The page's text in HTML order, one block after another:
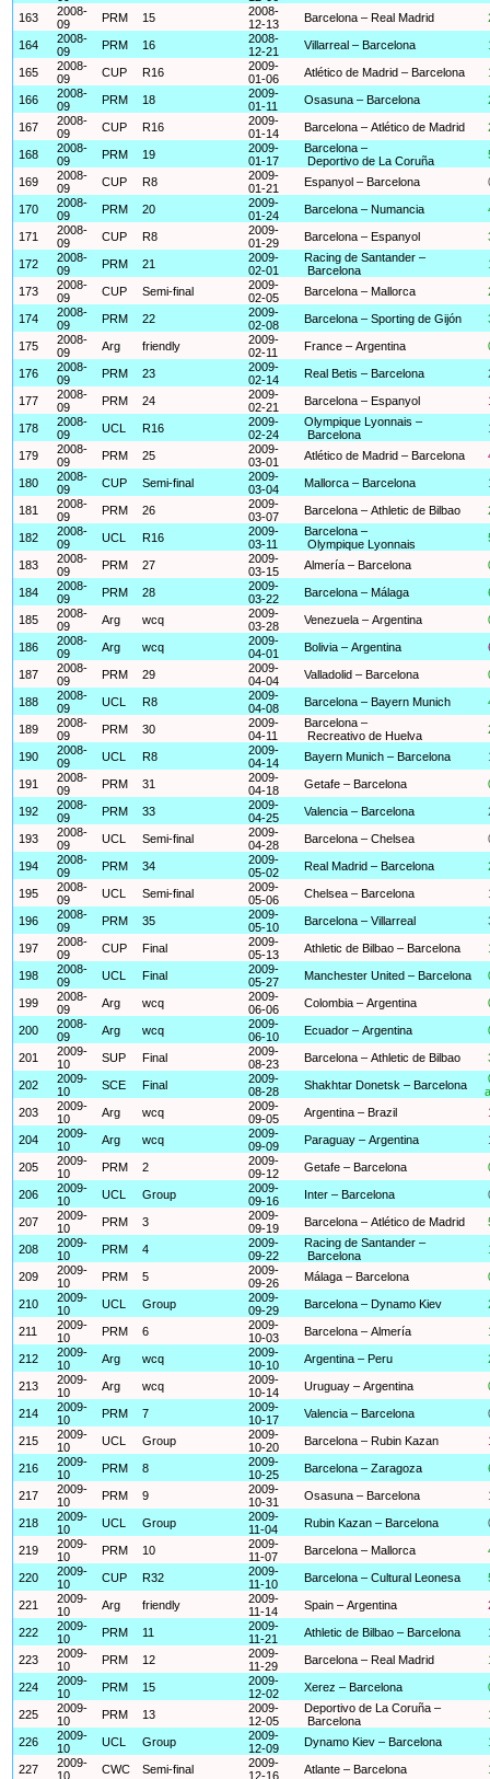
163
2008-
09
PRM 15
2008-
12-13
Barcelona – Real Madrid
164
2008-
09
PRM 16
2008-
12-21
Villarreal – Barcelona
165
2008-
09
CUP R16
2009-
01-06
Atlético de Madrid – Barcelona
166
2008-
09
PRM 18
2009-
01-11
Osasuna – Barcelona
167
2008-
09
CUP R16
2009-
01-14
Barcelona – Atlético de Madrid
168
2008-
09
PRM 19
2009-
01-17
Barcelona –
Deportivo de La Coruña
169
2008-
09
CUP R8
2009-
01-21
Espanyol – Barcelona
170
2008-
09
PRM 20
2009-
01-24
Barcelona – Numancia
171
2008-
09
CUP R8
2009-
01-29
Barcelona – Espanyol
172
2008-
09
PRM 21
2009-
02-01
Racing de Santander –
Barcelona
173
2008-
09
CUP Semi-final
2009-
02-05
Barcelona – Mallorca
174
2008-
09
PRM 22
2009-
02-08
Barcelona – Sporting de Gijón
175
2008-
09
Arg friendly
2009-
02-11
France – Argentina
176
2008-
09
PRM 23
2009-
02-14
Real Betis – Barcelona
177
2008-
09
PRM 24
2009-
02-21
Barcelona – Espanyol
178
2008-
09
UCL R16
2009-
02-24
Olympique Lyonnais –
Barcelona
179
2008-
09
PRM 25
2009-
03-01
Atlético de Madrid – Barcelona
180
2008-
09
CUP Semi-final
2009-
03-04
Mallorca – Barcelona
181
2008-
09
PRM 26
2009-
03-07
Barcelona – Athletic de Bilbao
182
2008-
09
UCL R16
2009-
03-11
Barcelona –
Olympique Lyonnais
183
2008-
09
PRM 27
2009-
03-15
Almería – Barcelona
184
2008-
09
PRM 28
2009-
03-22
Barcelona – Málaga
185
2008-
09
Arg wcq
2009-
03-28
Venezuela – Argentina
186
2008-
09
Arg wcq
2009-
04-01
Bolivia – Argentina
187
2008-
09
PRM 29
2009-
04-04
Valladolid – Barcelona
188
2008-
09
UCL R8
2009-
04-08
Barcelona – Bayern Munich
189
2008-
09
PRM 30
2009-
04-11
Barcelona –
Recreativo de Huelva
190
2008-
09
UCL R8
2009-
04-14
Bayern Munich – Barcelona
191
2008-
09
PRM 31
2009-
04-18
Getafe – Barcelona
192
2008-
09
PRM 33
2009-
04-25
Valencia – Barcelona
193
2008-
09
UCL Semi-final
2009-
04-28
Barcelona – Chelsea
194
2008-
09
PRM 34
2009-
05-02
Real Madrid – Barcelona
195
2008-
09
UCL Semi-final
2009-
05-06
Chelsea – Barcelona
196
2008-
09
PRM 35
2009-
05-10
Barcelona – Villarreal
197
2008-
09
CUP Final
2009-
05-13
Athletic de Bilbao – Barcelona
198
2008-
09
UCL Final
2009-
05-27
Manchester United – Barcelona
199
2008-
09
Arg wcq
2009-
06-06
Colombia – Argentina
200
2008-
09
Arg wcq
2009-
06-10
Ecuador – Argentina
201
2009-
10
SUP Final
2009-
08-23
Barcelona – Athletic de Bilbao
202
2009-
10
SCE Final
2009-
08-28
Shakhtar Donetsk – Barcelona
203
2009-
10
Arg wcq
2009-
09-05
Argentina – Brazil
204
2009-
10
Arg wcq
2009-
09-09
Paraguay – Argentina
205
2009-
10
PRM 2
2009-
09-12
Getafe – Barcelona
206
2009-
10
UCL Group
2009-
09-16
Inter – Barcelona
207
2009-
10
PRM 3
2009-
09-19
Barcelona – Atlético de Madrid
208
2009-
10
PRM 4
2009-
09-22
Racing de Santander –
Barcelona
209
2009-
10
PRM 5
2009-
09-26
Málaga – Barcelona
210
2009-
10
UCL Group
2009-
09-29
Barcelona – Dynamo Kiev
211
2009-
10
PRM 6
2009-
10-03
Barcelona – Almería
212
2009-
10
Arg wcq
2009-
10-10
Argentina – Peru
213
2009-
10
Arg wcq
2009-
10-14
Uruguay – Argentina
214
2009-
10
PRM 7
2009-
10-17
Valencia – Barcelona
215
2009-
10
UCL Group
2009-
10-20
Barcelona – Rubin Kazan
216
2009-
10
PRM 8
2009-
10-25
Barcelona – Zaragoza
217
2009-
10
PRM 9
2009-
10-31
Osasuna – Barcelona
218
2009-
10
UCL Group
2009-
11-04
Rubin Kazan – Barcelona
219
2009-
10
PRM 10
2009-
11-07
Barcelona – Mallorca
220
2009-
10
CUP R32
2009-
11-10
Barcelona – Cultural Leonesa
221
2009-
10
Arg friendly
2009-
11-14
Spain – Argentina
222
2009-
10
PRM 11
2009-
11-21
Athletic de Bilbao – Barcelona
223
2009-
10
PRM 12
2009-
11-29
Barcelona – Real Madrid
224
2009-
10
PRM 15
2009-
12-02
Xerez – Barcelona
225
2009-
10
PRM 13
2009-
12-05
Deportivo de La Coruña –
Barcelona
226
2009-
10
UCL Group
2009-
12-09
Dynamo Kiev – Barcelona
227
2009-
10
CWC Semi-final
2009-
12-16
Atlante – Barcelona